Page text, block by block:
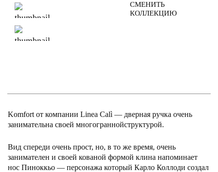
СМЕНИТЬ
КОЛЛЕКЦИЮ
Komfort от компании Linea Calì — дверная ручка очень
занимательна своей многограннойструктурой.
Вид спереди очень прост, но, в то же время, очень
занимателен и своей кованой формой клина напоминает
нос Пиноккьо — персонажа который Карло Коллоди создал